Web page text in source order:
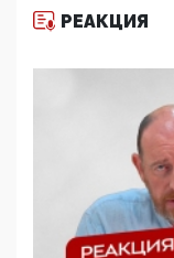
11:53, 09 Июня 2026
деятельность
повестку в
09:43, 01 Июня 2026
5G за счет
отобрать у
защищать
РЕАКЦИЯ